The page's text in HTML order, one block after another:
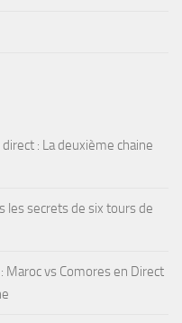
: La deuxième chaine
les secrets de six tours de
Maroc vs Comores en Direct